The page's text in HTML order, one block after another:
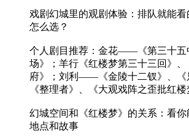
戏剧幻城里的观剧体验：排队就能看
怎么选？
个人剧目推荐：金花——《第三十五
场》；羊行《红楼梦第三十三回》、
府》；刘利——《金陵十二钗》、《
《整理者》、《大观戏阵之歪批红楼
幻城空间和《红楼梦》的关系：看
地点和故事